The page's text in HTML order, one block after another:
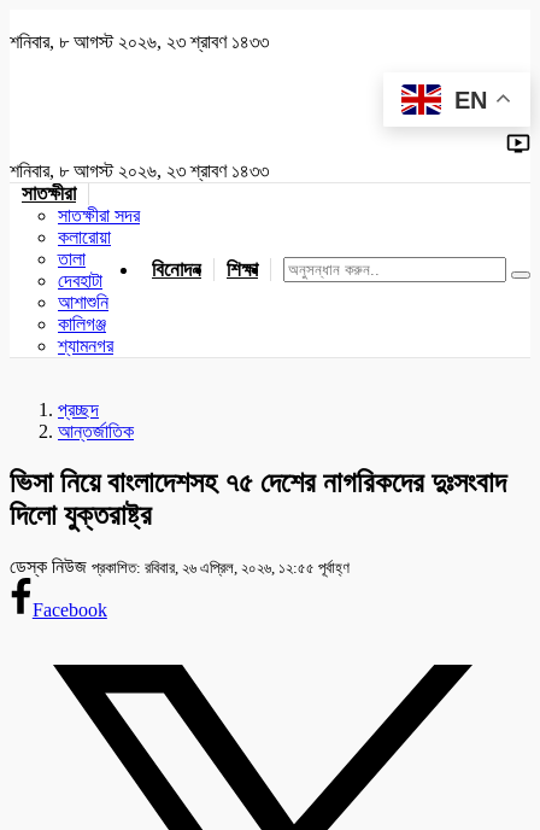
শনিবার, ৮ আগস্ট ২০২৬, ২৩ শ্রাবণ ১৪৩৩
EN
শনিবার, ৮ আগস্ট ২০২৬, ২৩ শ্রাবণ ১৪৩৩
সাতক্ষীরা
সাতক্ষীরা সদর
কলারোয়া
তালা
দেবহাটা
আশাশুনি
কালিগঞ্জ
শ্যামনগর
বিনোদন শিক্ষা খেলাধুলা জাতীয় যশোর
প্রচ্ছদ
আন্তর্জাতিক
ভিসা নিয়ে বাংলাদেশসহ ৭৫ দেশের নাগরিকদের দুঃসংবাদ
দিলো যুক্তরাষ্ট্র
ডেস্ক নিউজ প্রকাশিত: রবিবার, ২৬ এপ্রিল, ২০২৬, ১২:৫৫ পূর্বাহ্ণ
Facebook